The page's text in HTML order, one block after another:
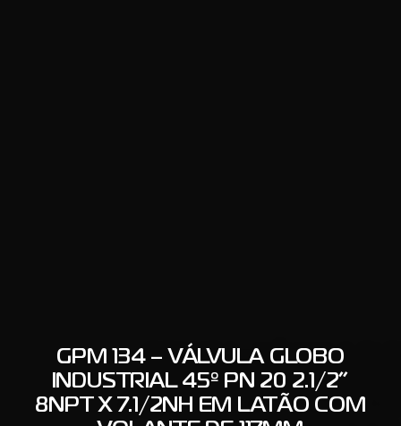
GPM 134 – VÁLVULA GLOBO
INDUSTRIAL 45º PN 20 2.1/2”
8NPT X 7.1/2NH EM LATÃO COM